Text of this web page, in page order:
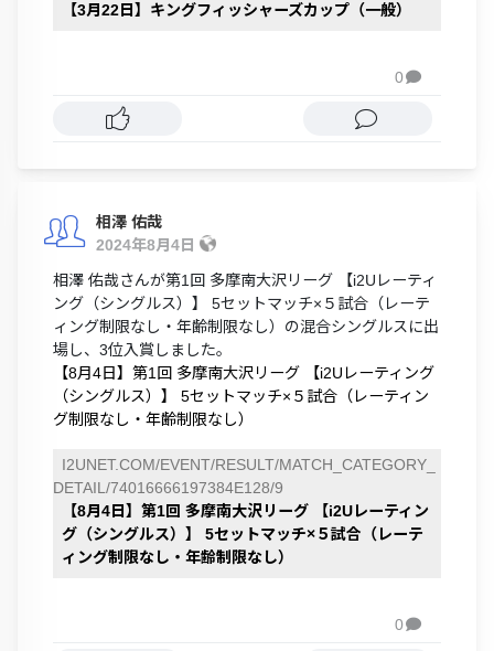
【3月22日】キングフィッシャーズカップ（一般）
0
相澤 佑哉
2024年8月4日
相澤 佑哉さんが第1回 多摩南大沢リーグ 【i2Uレーティ
ング（シングルス）】 5セットマッチ×５試合（レーテ
ィング制限なし・年齢制限なし）の混合シングルスに出
場し、3位入賞しました。
【8月4日】第1回 多摩南大沢リーグ 【i2Uレーティング
（シングルス）】 5セットマッチ×５試合（レーティン
グ制限なし・年齢制限なし）
I2UNET.COM/EVENT/RESULT/MATCH_CATEGORY_
DETAIL/74016666197384E128/9
【8月4日】第1回 多摩南大沢リーグ 【i2Uレーティン
グ（シングルス）】 5セットマッチ×５試合（レーテ
ィング制限なし・年齢制限なし）
0